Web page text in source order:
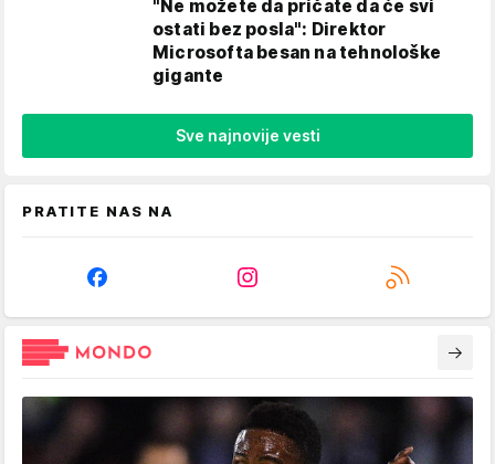
"Ne možete da pričate da će svi
ostati bez posla": Direktor
Microsofta besan na tehnološke
gigante
Sve najnovije vesti
PRATITE NAS NA